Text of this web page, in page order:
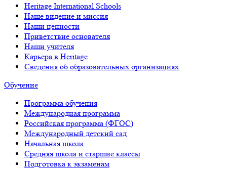
Heritage International Schools
Наше видение и миссия
Наши ценности
Приветствие основателя
Наши учителя
Карьера в Heritage
Сведения об образовательных организациях
Обучение
Программа обучения
Международная программа
Российская программа (ФГОС)
Международный детский сад
Начальная школа
Средняя школа и старшие классы
Подготовка к экзаменам